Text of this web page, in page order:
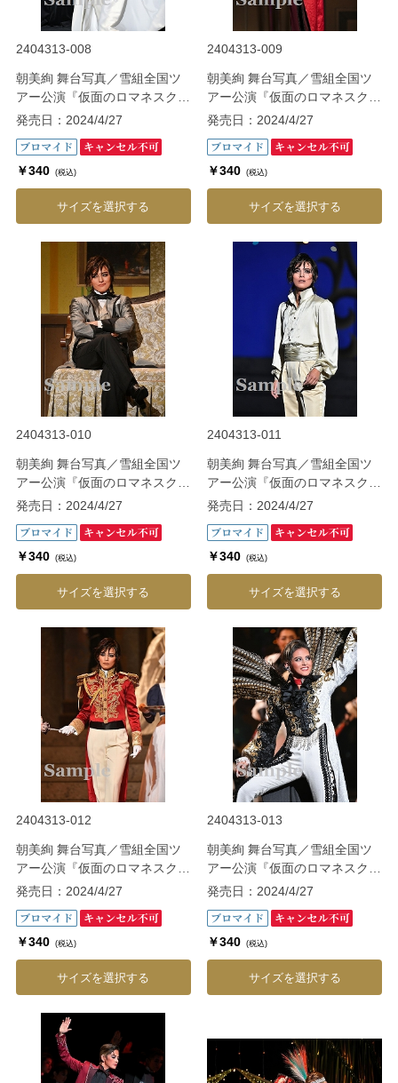
2404313-008
朝美絢 舞台写真／雪組全国ツ
アー公演『仮面のロマネスク』
『Gato Bonito!!』
発売日：2024/4/27
￥340 (税込)
サイズを選択する
2404313-009
朝美絢 舞台写真／雪組全国ツ
アー公演『仮面のロマネスク』
『Gato Bonito!!』
発売日：2024/4/27
￥340 (税込)
サイズを選択する
2404313-010
朝美絢 舞台写真／雪組全国ツ
アー公演『仮面のロマネスク』
『Gato Bonito!!』
発売日：2024/4/27
￥340 (税込)
サイズを選択する
2404313-011
朝美絢 舞台写真／雪組全国ツ
アー公演『仮面のロマネスク』
『Gato Bonito!!』
発売日：2024/4/27
￥340 (税込)
サイズを選択する
2404313-012
朝美絢 舞台写真／雪組全国ツ
アー公演『仮面のロマネスク』
『Gato Bonito!!』
発売日：2024/4/27
￥340 (税込)
サイズを選択する
2404313-013
朝美絢 舞台写真／雪組全国ツ
アー公演『仮面のロマネスク』
『Gato Bonito!!』
発売日：2024/4/27
￥340 (税込)
サイズを選択する